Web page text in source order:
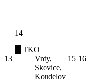
13
14
TKO
Vrdy,
Skovice,
Koudelov
15 16